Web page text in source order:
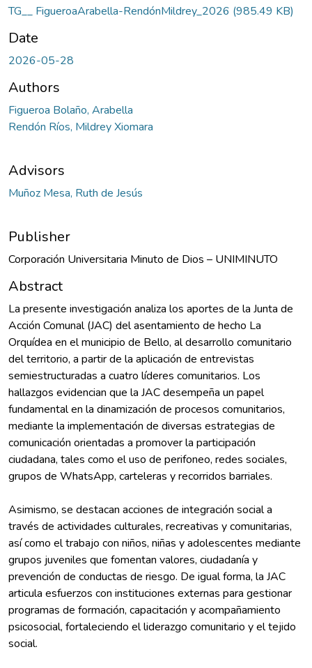
TG__ FigueroaArabella-RendónMildrey_2026 (985.49 KB)
Date
2026-05-28
Authors
Figueroa Bolaño, Arabella
Rendón Ríos, Mildrey Xiomara
Advisors
Muñoz Mesa, Ruth de Jesús
Publisher
Corporación Universitaria Minuto de Dios – UNIMINUTO
Abstract
La presente investigación analiza los aportes de la Junta de
Acción Comunal (JAC) del asentamiento de hecho La
Orquídea en el municipio de Bello, al desarrollo comunitario
del territorio, a partir de la aplicación de entrevistas
semiestructuradas a cuatro líderes comunitarios. Los
hallazgos evidencian que la JAC desempeña un papel
fundamental en la dinamización de procesos comunitarios,
mediante la implementación de diversas estrategias de
comunicación orientadas a promover la participación
ciudadana, tales como el uso de perifoneo, redes sociales,
grupos de WhatsApp, carteleras y recorridos barriales.
Asimismo, se destacan acciones de integración social a
través de actividades culturales, recreativas y comunitarias,
así como el trabajo con niños, niñas y adolescentes mediante
grupos juveniles que fomentan valores, ciudadanía y
prevención de conductas de riesgo. De igual forma, la JAC
articula esfuerzos con instituciones externas para gestionar
programas de formación, capacitación y acompañamiento
psicosocial, fortaleciendo el liderazgo comunitario y el tejido
social.